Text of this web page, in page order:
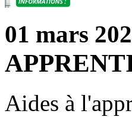
01 mars
Aides à